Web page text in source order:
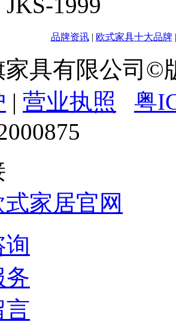
1999
品牌资讯 欧式家具十大品牌
家具有限公司
| 营业执照
粤
家居官网
询
务
言